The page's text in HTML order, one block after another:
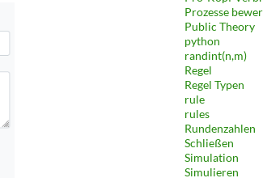
Prozesse
Public Theory
python
randint(n,m)
Regel
Regel Typen
rule
rules
Rundenzahlen
Schließen
Simulation
Simulieren